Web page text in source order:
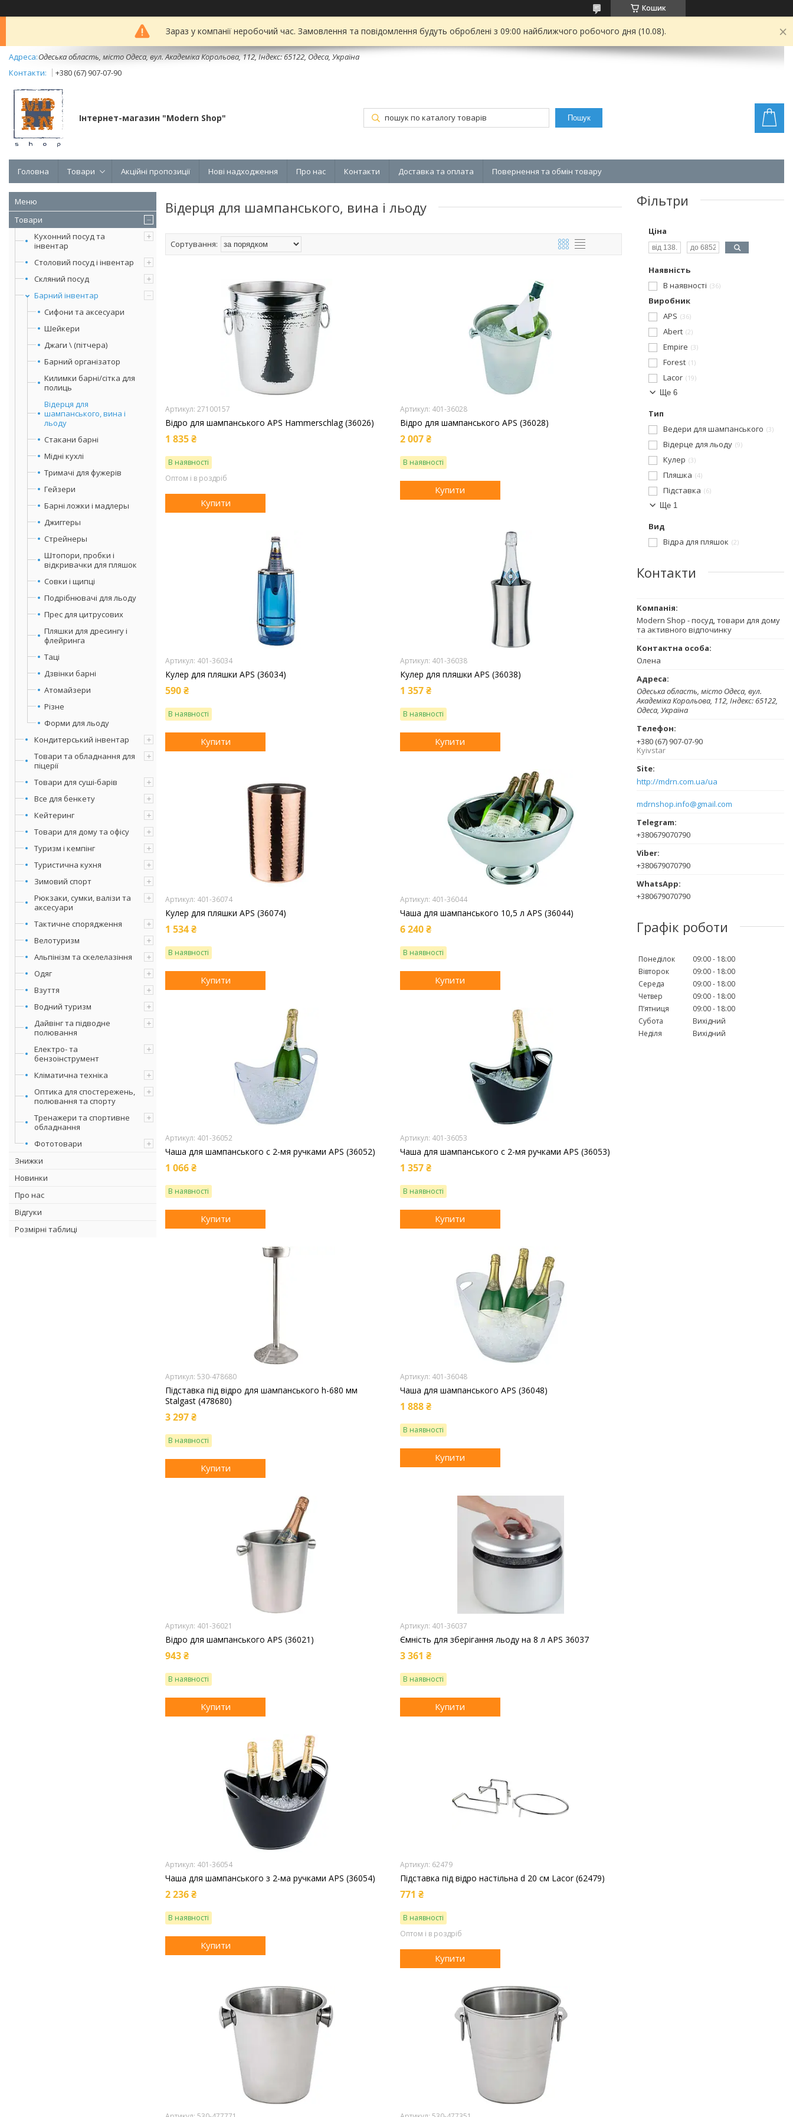
Кошик
Зараз у компанії неробочий час. Замовлення та повідомлення будуть оброблені з 09:00 найближчого робочого дня (10.08).
Одеська область, місто Одеса, вул. Академіка Корольова, 112, Індекс: 65122, Одеса, Україна
+380 (67) 907-07-90
Інтернет-магазин "Modern Shop" Пошук
Головна Товари Акційні пропозиції Нові надходження Про нас Контакти Доставка та оплата Повернення та обмін товару
Товари
Кухонний посуд та
інвентар
Столовий посуд і інвентар
Скляний посуд
Барний інвентар
Сифони та аксесуари
Шейкери
Джаги \ (пітчера)
Барний організатор
Килимки барні/сітка для
полиць
Відерця для
шампанського, вина і
льоду
Стакани барні
Мідні кухлі
Тримачі для фужерів
Гейзери
Барні ложки і мадлеры
Джиггеры
Стрейнеры
Штопори, пробки і
відкривачки для пляшок
Совки і щипці
Подрібнювачі для льоду
Прес для цитрусових
Пляшки для дресингу і
флейринга
Таці
Дзвінки барні
Атомайзери
Різне
Форми для льоду
Кондитерський інвентар
Товари та обладнання для
піцерії
Товари для суші-барів
Все для бенкету
Кейтеринг
Товари для дому та офісу
Туризм і кемпінг
Туристична кухня
Зимовий спорт
Рюкзаки, сумки, валізи та
аксесуари
Тактичне спорядження
Велотуризм
Альпінізм та скелелазіння
Одяг
Взуття
Водний туризм
Дайвінг та підводне
полювання
Електро- та
бензоінструмент
Кліматична техніка
Оптика для спостережень,
полювання та спорту
Тренажери та спортивне
обладнання
Фототовари
Знижки
Новинки
Про нас
Відгуки
Розмірні таблиці
Відерця для шампанського, вина і льоду
27100157
Відро для шампанського APS Hammerschlag (36026)
1 835 ₴
В наявності
Оптом і в роздріб
Купити
401-36028
Відро для шампанського APS (36028)
2 007 ₴
В наявності
Купити
401-36034
Кулер для пляшки APS (36034)
590 ₴
В наявності
Купити
401-36038
Кулер для пляшки APS (36038)
1 357 ₴
В наявності
Купити
401-36074
Кулер для пляшки APS (36074)
1 534 ₴
В наявності
Купити
401-36044
Чаша для шампанського 10,5 л APS (36044)
6 240 ₴
В наявності
Купити
401-36052
Чаша для шампанського с 2-мя ручками APS (36052)
1 066 ₴
В наявності
Купити
401-36053
Чаша для шампанського с 2-мя ручками APS (36053)
1 357 ₴
В наявності
Купити
530-478680
Підставка під відро для шампанського h-680 мм
Stalgast (478680)
3 297 ₴
В наявності
Купити
401-36048
Чаша для шампанського APS (36048)
1 888 ₴
В наявності
Купити
401-36021
Відро для шампанського APS (36021)
943 ₴
В наявності
Купити
401-36037
Ємність для зберігання льоду на 8 л APS 36037
3 361 ₴
В наявності
Купити
401-36054
Чаша для шампанського з 2-ма ручками APS (36054)
2 236 ₴
В наявності
Купити
62479
Підставка під відро настільна d 20 см Lacor (62479)
771 ₴
В наявності
Оптом і в роздріб
Купити
Фільтри
Ціна
Наявність
В наявності
36
Виробник
APS
36
Abert 2
Empire 3
Forest 1
Lacor 19
Ще 6
Тип
Ведери для шампанського
3
Відерце для льоду 9
Кулер 3
Пляшка 4
Підставка
6
Ще 1
Вид
Відра для пляшок
2
Контакти
Modern Shop - посуд, товари для дому
та активного відпочинку
Олена
Одеська область, місто Одеса, вул.
Академіка Корольова, 112, Індекс: 65122,
Одеса, Україна
+380 (67) 907-07-90
Kyivstar
http://mdrn.com.ua/ua
mdrnshop.info@gmail.com
+380679070790
+380679070790
+380679070790
Графік роботи
Понеділок 09:00
18:00
Вівторок
09:00
18:00
Середа
09:00
18:00
Четвер
09:00
18:00
Пʼятниця
09:00
18:00
Субота
Вихідний
Неділя
Вихідний